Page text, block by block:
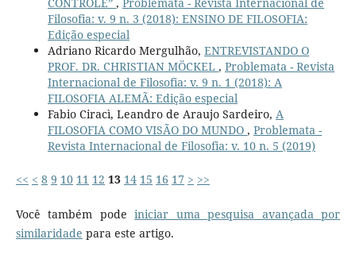
CONTROLE” , Problemata - Revista Internacional de
Filosofia: v. 9 n. 3 (2018): ENSINO DE FILOSOFIA:
Edição especial
Adriano Ricardo Mergulhão, ENTREVISTANDO O
PROF. DR. CHRISTIAN MÖCKEL , Problemata - Revista
Internacional de Filosofia: v. 9 n. 1 (2018): A
FILOSOFIA ALEMÃ: Edição especial
Fabio Ciracì, Leandro de Araujo Sardeiro, A
FILOSOFIA COMO VISÃO DO MUNDO , Problemata -
Revista Internacional de Filosofia: v. 10 n. 5 (2019)
<< < 8 9 10 11 12 13 14 15 16 17 > >>
Você também podeiniciar uma pesquisa avançada por
similaridade para este artigo.